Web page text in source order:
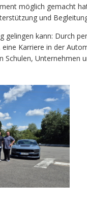
möglich gemacht
und
kann: Durch
Karriere in der
Unternehmen